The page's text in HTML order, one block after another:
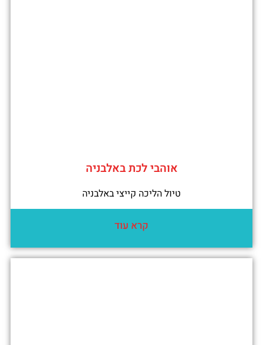
אוהבי לכת באלבניה
טיול הליכה קייצי באלבניה
קרא עוד